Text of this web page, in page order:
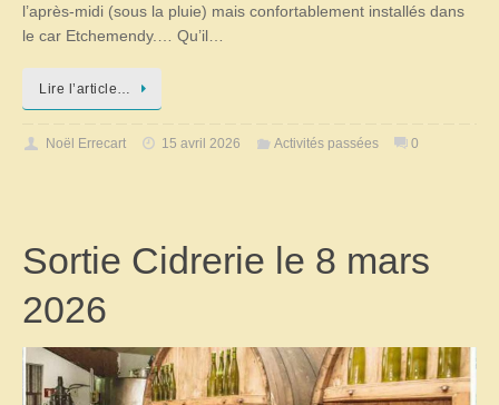
l’après-midi (sous la pluie) mais confortablement installés dans
le car Etchemendy.… Qu’il…
Lire l’article…
Noël Errecart 15 avril 2026 Activités passées 0
Sortie Cidrerie le 8 mars
2026